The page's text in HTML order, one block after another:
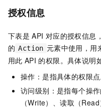
授权信息
下表是 API 对应的授权信息
的 Action 元素中使用，用
用此 API 的权限。具体说明
操作：是指具体的权限点
访问级别：是指每个操
（Write）、读取（